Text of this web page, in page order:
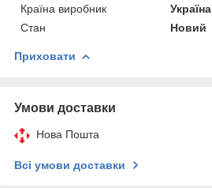
Країна виробник
Україна
Стан
Новий
Приховати
Умови доставки
Нова Пошта
Всі умови доставки